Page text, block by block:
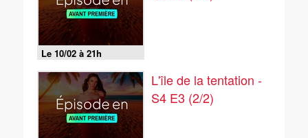
Le 10/02 à 21h
L'île de la tentation -
S4 E3 (2/2)